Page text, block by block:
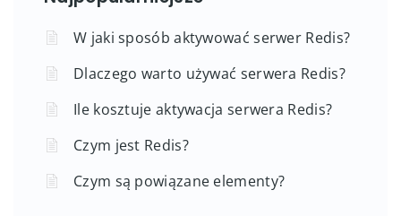
W jaki sposób aktywować serwer Redis?
Dlaczego warto używać serwera Redis?
Ile kosztuje aktywacja serwera Redis?
Czym jest Redis?
Czym są powiązane elementy?